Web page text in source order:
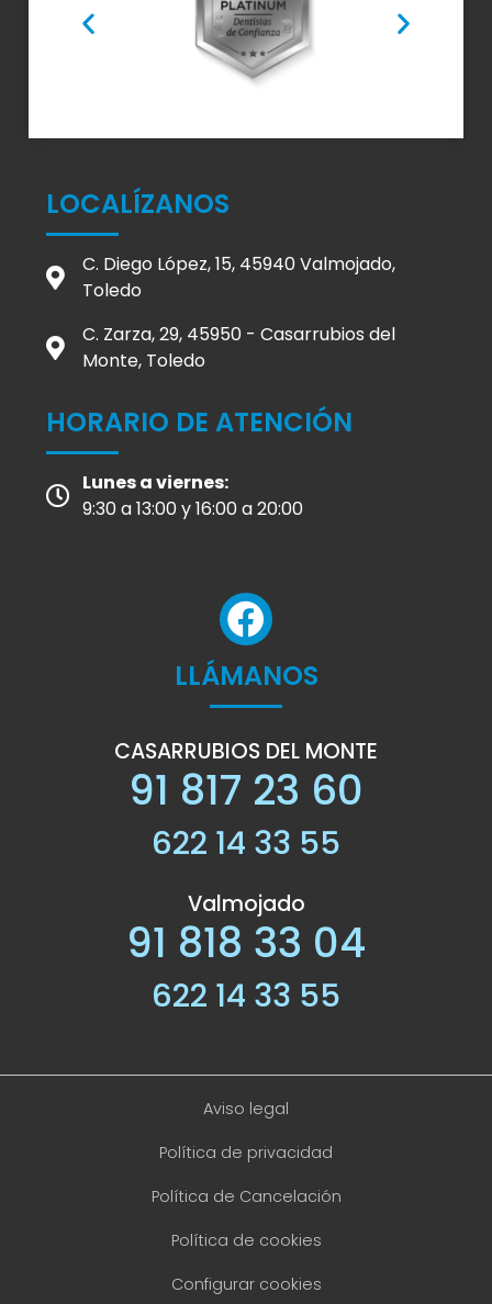
LOCALÍZANOS
C. Diego López, 15, 45940 Valmojado,
Toledo
C. Zarza, 29, 45950 - Casarrubios del
Monte, Toledo
HORARIO DE ATENCIÓN
Lunes a viernes:
9:30 a 13:00 y 16:00 a 20:00
LLÁMANOS
CASARRUBIOS DEL MONTE
91 817 23 60
622 14 33 55
Valmojado
91 818 33 04
622 14 33 55
Aviso legal
Política de privacidad
Política de Cancelación
Política de cookies
Configurar cookies